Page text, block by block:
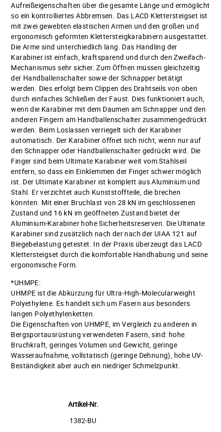
Aufreißeigenschaften über die gesamte Länge und ermöglicht
so ein kontrolliertes Abbremsen. Das LACD Klettersteigset ist
mit zwei gewebten elastischen Armen und den großen und
ergonomisch geformten Klettersteigkarabinern ausgestattet.
Die Arme sind unterchiedlich lang. Das Handling der
Karabiner ist einfach, kraftsparend und durch den Zweifach-
Mechanismus sehr sicher. Zum Öffnen müssen gleichzeitig
der Handballenschalter sowie der Schnapper betätigt
werden. Dies erfolgt beim Clippen des Drahtseils von oben
durch einfaches Schließen der Faust. Dies funktioniert auch,
wenn die Karabiner mit dem Daumen am Schnapper und den
anderen Fingern am Handballenschalter zusammengedrückt
werden. Beim Loslassen verriegelt sich der Karabiner
automatisch. Der Karabiner öffnet sich nicht, wenn nur auf
den Schnapper oder Handballenschalter gedrückt wird. Die
Finger sind beim Ultimate Karabiner weit vom Stahlseil
entfern, so dass ein Einklemmen der Finger schwer möglich
ist. Der Ultimate Karabiner ist komplett aus Aluminium und
Stahl. Er verzichtet auch Kunststoffteile, die brechen
könnten. Mit einer Bruchlast von 28 kN im geschlossenen
Zustand und 16 kN im geöffneten Zustand bietet der
Aluminium-Karabiner hohe Sicherheitsreserven. Die Ultimate
Karabiner sind zusätzlich nach der nach der UIAA 121 auf
Biegebelastung getestet. In der Praxis überzeugt das LACD
Klettersteigset durch die komfortable Handhabung und seine
ergonomische Form.
*UHMPE:
UHMPE ist die Abkürzung für Ultra-High-Molecularweight
Polyethylene. Es handelt sich um Fasern aus besonders
langen Polyethylenketten.
Die Eigenschaften von UHMPE, im Vergleich zu anderen in
Bergsportausrüstung verwendeten Fasern, sind: hohe
Bruchkraft, geringes Volumen und Gewicht, geringe
Wasseraufnahme, vollstatisch (geringe Dehnung), hohe UV-
Beständigkeit aber auch ein niedriger Schmelzpunkt.
Artikel-Nr.
1382-BU